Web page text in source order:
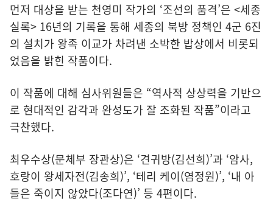
먼저 대상을 받는 천영미 작가의 ‘조선의 품격’은 <세종
실록> 16년의 기록을 통해 세종의 북방 정책인 4군 6진
의 설치가 왕족 이교가 차려낸 소박한 밥상에서 비롯되
었음을 밝힌 작품이다.
이 작품에 대해 심사위원들은 “역사적 상상력을 기반으
로 현대적인 감각과 완성도가 잘 조화된 작품”이라고
극찬했다.
최우수상(문체부 장관상)은 ‘견귀방(김선희)’과 ‘암사,
호랑이 왕세자전(김송희)’, ‘테리 케이(염정원)’, ‘내 아
들은 죽이지 않았다(조다연)’ 등 4편이다.